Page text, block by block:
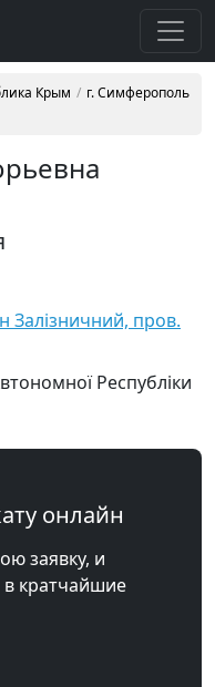
Крым
г. Симферополь
Залізничний, пров.
Республіки
онлайн
заявку, и
в кратчайшие